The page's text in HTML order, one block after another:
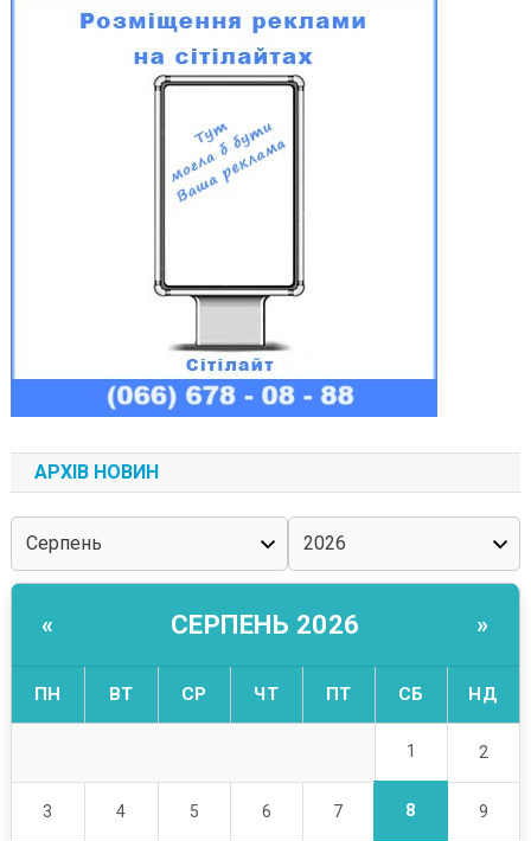
АРХІВ НОВИН
« СЕРПЕНЬ 2026 »
ПН ВТ СР ЧТ ПТ СБ НД
1 2
3 4 5 6 7 8 9